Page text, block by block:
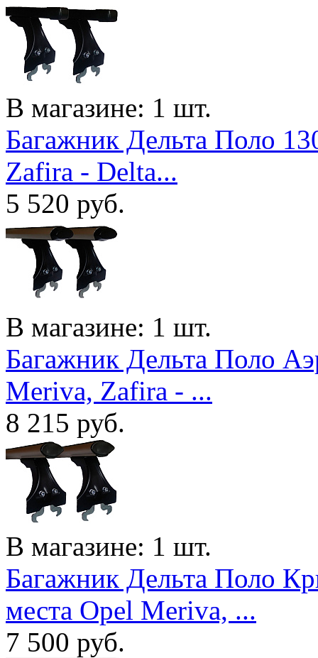
В магазине: 1 шт.
Багажник Дельта Поло
Zafira - Delta...
5 520 руб.
В магазине: 1 шт.
Багажник Дельта Поло
Meriva, Zafira - ...
8 215 руб.
В магазине: 1 шт.
Багажник Дельта Поло
места Opel Meriva, ...
7 500 руб.